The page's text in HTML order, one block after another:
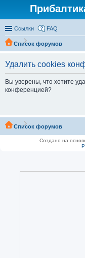
Ссылки FAQ
Список форумов
Удалить cookies
Вы уверены, что хотите
конференцией?
Список форумов
Создано на